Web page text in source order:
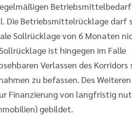
Die Betriebsmittelrücklage darf
Sollrücklage von 6 Monaten
ist hingegen im Falle
Verlassen des Korridors
zu befassen. Des
Finanzierung von langfristig
gebildet.